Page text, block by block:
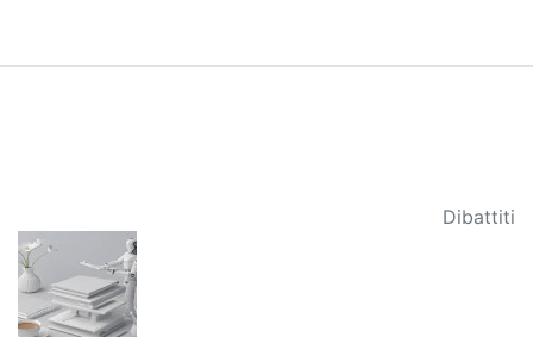
Dibattiti